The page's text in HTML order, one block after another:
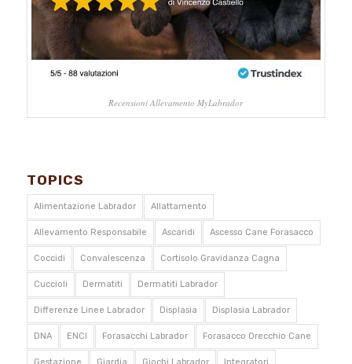
Recensioni Allevamento MyLabrador
TOPICS
Alimentazione Labrador Allattamento
Allevamento Responsabile Ascaridi Ascesso Cane Forasacco
Coccidi Convalescenza Cortisolo Gravidanza Cagna
Cuccioli Dermatiti Dermatiti Labrador
Differenze Linee Labrador Displasia Displasia Labrador
DNA ENCI Forasacchi Labrador Forasacco Orecchio Cane